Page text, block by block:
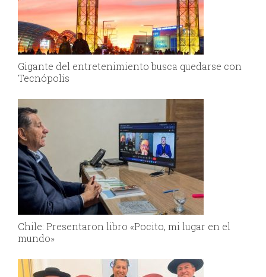
Gigante del entretenimiento busca quedarse con
Tecnópolis
Chile: Presentaron libro «Pocito, mi lugar en el
mundo»